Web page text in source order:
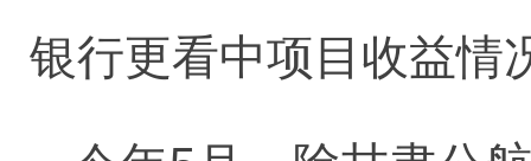
银行更看中项目收益情